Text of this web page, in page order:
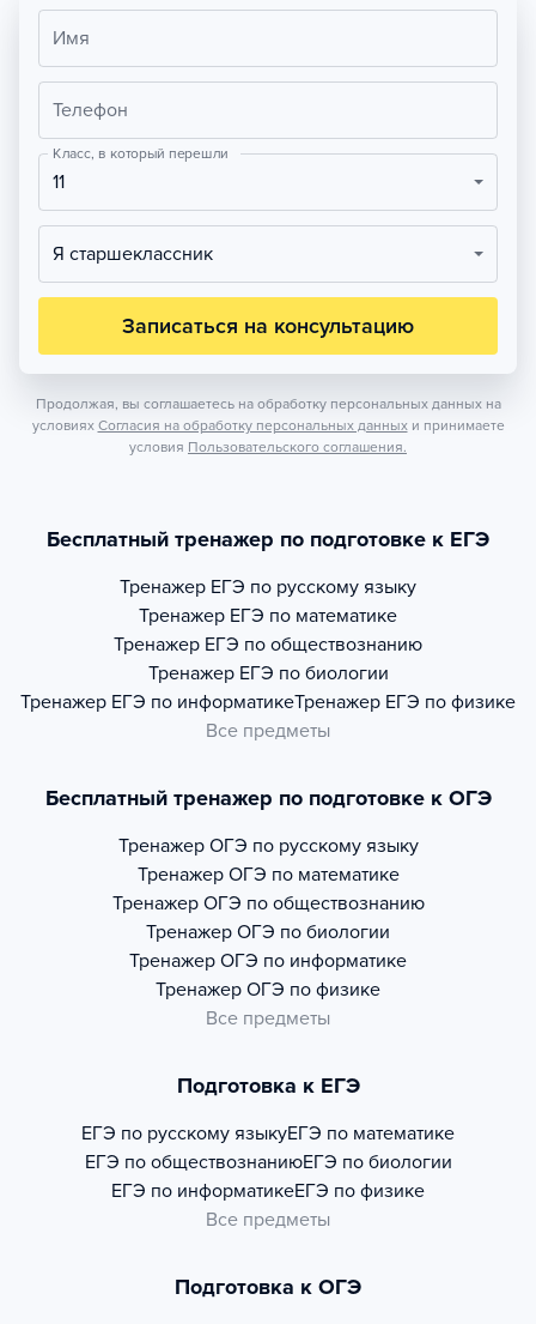
Имя
Телефон
Класс, в который перешли
11
Я старшеклассник
Записаться на консультацию
Продолжая, вы соглашаетесь на обработку персональных данных на
условиях Согласия на обработку персональных данных и принимаете
условия Пользовательского соглашения.
Бесплатный тренажер по подготовке к ЕГЭ
Тренажер ЕГЭ по русскому языку
Тренажер ЕГЭ по математике
Тренажер ЕГЭ по обществознанию
Тренажер ЕГЭ по биологии
Тренажер ЕГЭ по информатикеТренажер ЕГЭ по физике
Все предметы
Бесплатный тренажер по подготовке к ОГЭ
Тренажер ОГЭ по русскому языку
Тренажер ОГЭ по математике
Тренажер ОГЭ по обществознанию
Тренажер ОГЭ по биологии
Тренажер ОГЭ по информатике
Тренажер ОГЭ по физике
Все предметы
Подготовка к ЕГЭ
ЕГЭ по русскому языкуЕГЭ по математике
ЕГЭ по обществознаниюЕГЭ по биологии
ЕГЭ по информатикеЕГЭ по физике
Все предметы
Подготовка к ОГЭ